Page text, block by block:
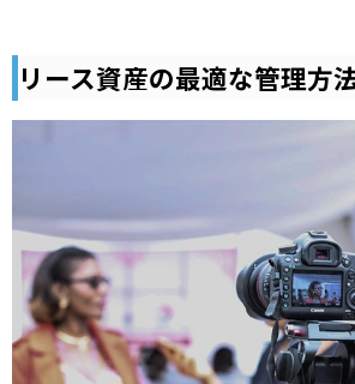
リース資産の最適な管理方